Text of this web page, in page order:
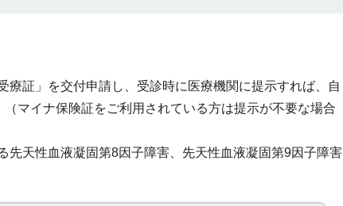
証」を交付申請し、受診時に医療機関に提示すれば、自
マイナ保険証をご利用されている方は提示が不要な場合
天性血液凝固第8因子障害、先天性血液凝固第9因子障害